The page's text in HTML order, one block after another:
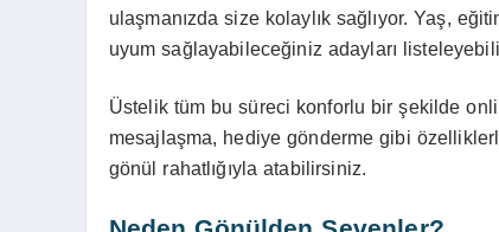
ulaşmanızda size kolaylık sağlıyor. Yaş,
uyum sağlayabileceğiniz adayları
Üstelik tüm bu süreci konforlu bir şekilde
mesajlaşma, hediye gönderme gibi
gönül rahatlığıyla atabilirsiniz.